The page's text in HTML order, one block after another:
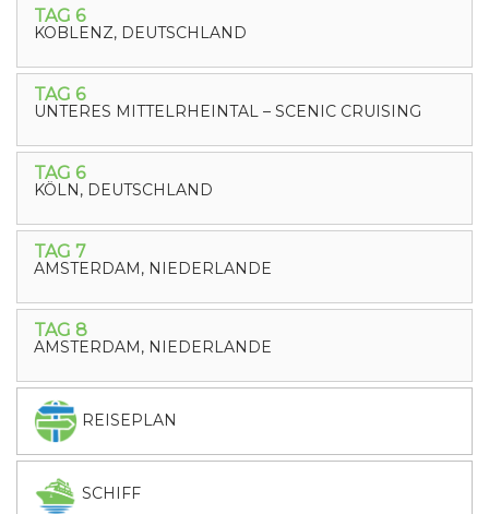
TAG 6
KOBLENZ, DEUTSCHLAND
TAG 6
UNTERES MITTELRHEINTAL – SCENIC CRUISING
TAG 6
KÖLN, DEUTSCHLAND
TAG 7
AMSTERDAM, NIEDERLANDE
TAG 8
AMSTERDAM, NIEDERLANDE
REISEPLAN
SCHIFF